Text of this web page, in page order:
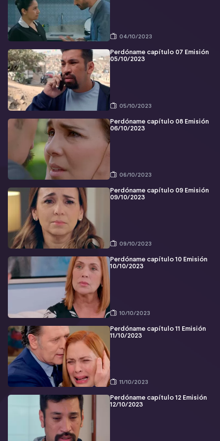
04/10/2023
Perdóname capítulo 07 Emisión
05/10/2023
05/10/2023
Perdóname capítulo 08 Emisión
06/10/2023
06/10/2023
Perdóname capítulo 09 Emisión
09/10/2023
09/10/2023
Perdóname capítulo 10 Emisión
10/10/2023
10/10/2023
Perdóname capítulo 11 Emisión
11/10/2023
11/10/2023
Perdóname capítulo 12 Emisión
12/10/2023